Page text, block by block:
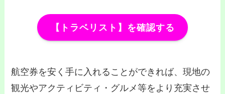
【トラベリスト】を確認する
航空券を安く手に入れることができれば、現地の
観光やアクティビティ・グルメ等をより充実させ